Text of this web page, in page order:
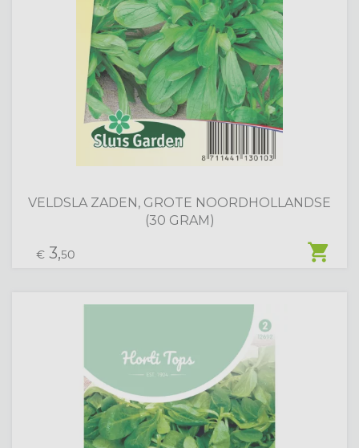
shopping_cart
VELDSLA ZADEN, GROTE NOORDHOLLANDSE
(30 GRAM)
€ 3,50